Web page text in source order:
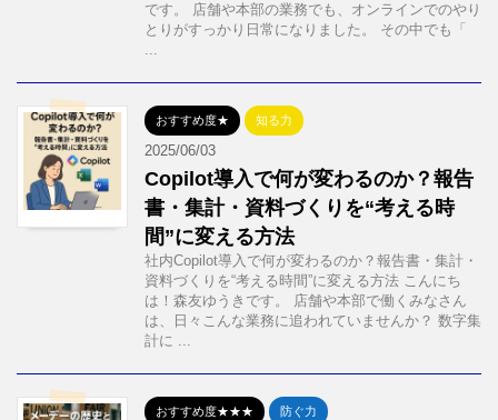
です。 店舗や本部の業務でも、オンラインでのやり
とりがすっかり日常になりました。 その中でも「
...
おすすめ度★ 知る力
2025/06/03
Copilot導入で何が変わるのか？報告
書・集計・資料づくりを“考える時
間”に変える方法
社内Copilot導入で何が変わるのか？報告書・集計・
資料づくりを“考える時間”に変える方法 こんにち
は！森友ゆうきです。 店舗や本部で働くみなさん
は、日々こんな業務に追われていませんか？ 数字集
計に ...
おすすめ度★★★ 防ぐ力